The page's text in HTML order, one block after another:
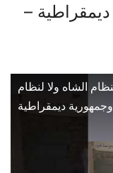
–
الشاه ولا لنظام
وجمهورية ديمقراطية